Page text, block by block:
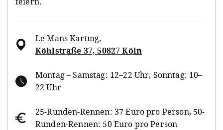
Le Mans Karting,
Köhlstraße 37, 50827 Köln
Montag – Samstag: 12–22 Uhr, Sonntag: 10–
22 Uhr
25-Runden-Rennen: 37 Euro pro Person, 50-
Runden-Rennen: 50 Euro pro Person